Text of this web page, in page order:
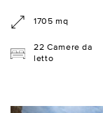
1705 mq
22 Camere da
letto